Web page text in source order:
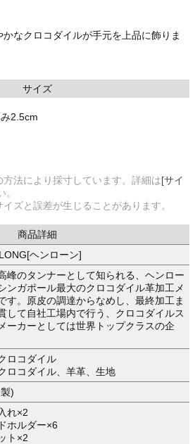
なクロコダイルが手元を上品に飾りま
サイズ
2.5cm
法により採寸しています。詳細は[サイ
ズと誤差が生じることがあります。
商品詳細
ヘンローン]
峰のタンナーとして知られる、ヘンロー
ンガポール最大のクロコダイル革加工メ
す。原皮の調達からなめし、最終加工ま
して自社工場内で行う、クロコダイルス
ーカーとしては世界トップクラスの企
ロコダイル
ロコダイル、羊革、生地
)
れ×2
ホルダー×6
ト×2